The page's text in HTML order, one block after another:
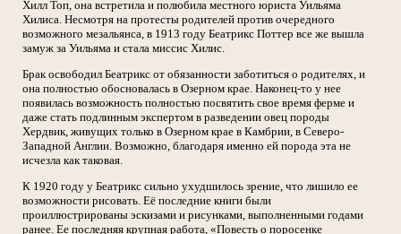
Хилл Топ, она встретила и полюбила местного юриста Уильяма
Хилиса. Несмотря на протесты родителей против очередного
возможного мезальянса, в 1913 году Беатрикс Поттер все же вышла
замуж за Уильяма и стала миссис Хилис.
Брак освободил Беатрикс от обязанности заботиться о родителях, и
она полностью обосновалась в Озерном крае. Наконец-то у нее
появилась возможность полностью посвятить свое время ферме и
даже стать подлинным экспертом в разведении овец породы
Хердвик, живущих только в Озерном крае в Камбрии, в Северо-
Западной Англии. Возможно, благодаря именно ей порода эта не
исчезла как таковая.
К 1920 году у Беатрикс сильно ухудшилось зрение, что лишило ее
возможности рисовать. Её последние книги были
проиллюстрированы эскизами и рисунками, выполненными годами
ранее. Ее последняя крупная работа, «Повесть о поросенке